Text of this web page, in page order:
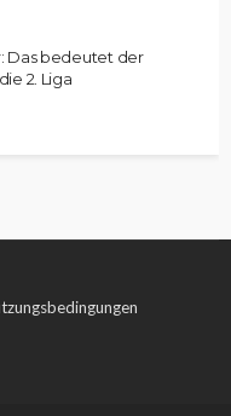
Das bedeutet der
2. Liga